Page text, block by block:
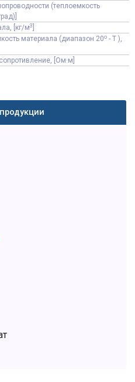
(теплоемкость
[кг/м3
материала (диапазон 20o - T ),
[Ом·м]